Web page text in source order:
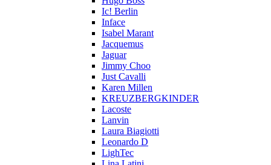
Ic! Berlin
Inface
Isabel Marant
Jacquemus
Jaguar
Jimmy Choo
Just Cavalli
Karen Millen
KREUZBERGKINDER
Lacoste
Lanvin
Laura Biagiotti
Leonardo D
LighTec